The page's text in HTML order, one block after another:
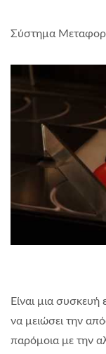
Σύστημα
Είναι μια
να μειώσει την
παρόμοια με την